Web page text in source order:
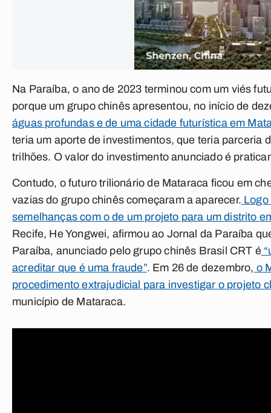
Na Paraíba, o ano de 2023 terminou com um viés
porque um grupo chinês apresentou, no início de
águas profundas e de uma cidade futurística em
teria um aporte de investimentos, que teria parceria
trilhões. O valor do investimento anunciado é
Contudo, o futuro trilionário de Mataraca ficou em
vazias do grupo chinês começaram a aparecer.
semelhanças com o de um projeto para um distrito
Recife, He Yongwei, afirmou ao Jornal da Paraíba
Paraíba, anunciado pelo grupo chinês Brasil CRT é
acreditar que é uma fraude”. Em 26 de dezembro, o
procedimento extrajudicial para investigar o projeto
município de Mataraca.